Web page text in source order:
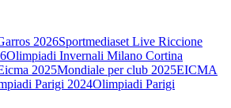
2026Sportmediaset Live Riccione
Olimpiadi Invernali Milano Cortina
2025Mondiale per club 2025EICMA
Parigi 2024Olimpiadi Parigi